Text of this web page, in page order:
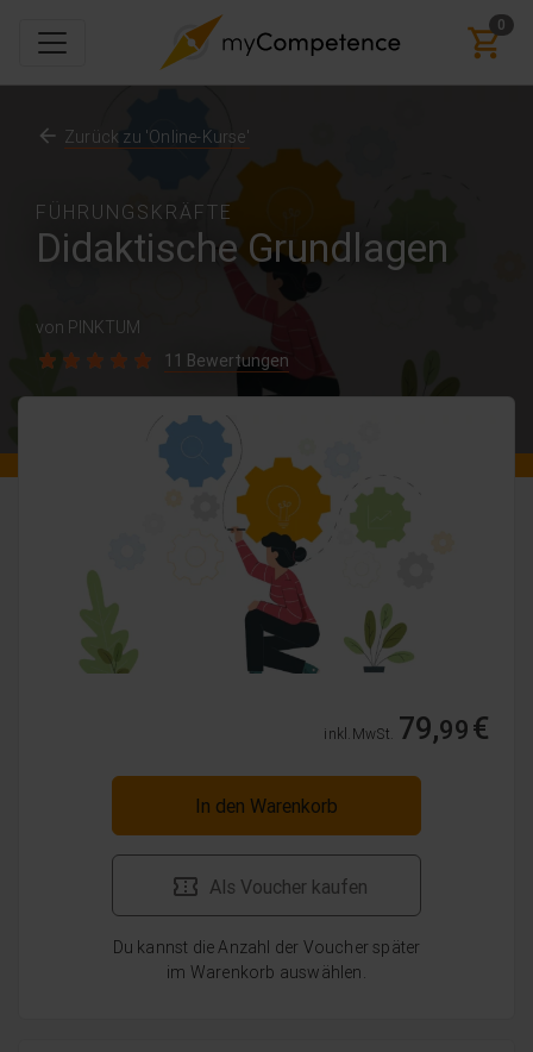
0
FÜHRUNGSKRÄFTE
Didaktische Grundlagen
von PINKTUM
11 Bewertungen
Zurück zu 'Online-Kurse'
inkl. MwSt. 79,99€
In den Warenkorb
Als Voucher kaufen
Du kannst die Anzahl der Voucher später
im Warenkorb auswählen.